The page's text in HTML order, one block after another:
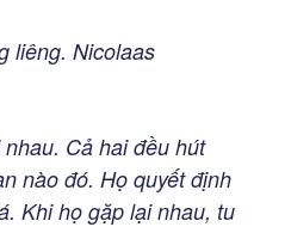
liêng. Nicolaas
Cả hai đều hút
nào đó. Họ quyết định
Khi họ gặp lại nhau, tu